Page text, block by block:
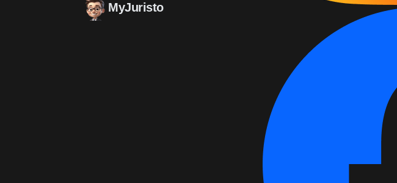
MyJuristo